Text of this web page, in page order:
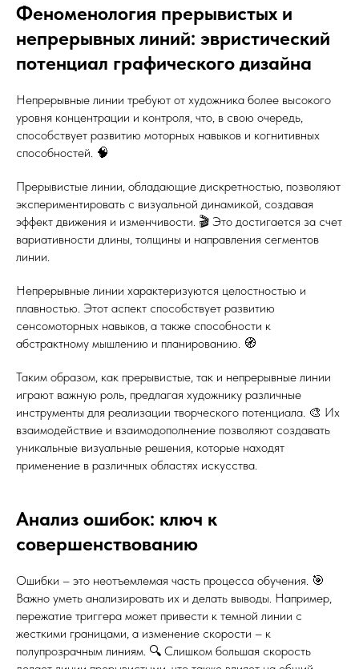
Феноменология прерывистых и
непрерывных линий: эвристический
потенциал графического дизайна
Непрерывные линии требуют от художника более высокого
уровня концентрации и контроля, что, в свою очередь,
способствует развитию моторных навыков и когнитивных
способностей. 🧠
Прерывистые линии, обладающие дискретностью, позволяют
экспериментировать с визуальной динамикой, создавая
эффект движения и изменчивости. 🎬 Это достигается за счет
вариативности длины, толщины и направления сегментов
линии.
Непрерывные линии характеризуются целостностью и
плавностью. Этот аспект способствует развитию
сенсомоторных навыков, а также способности к
абстрактному мышлению и планированию. 🧭
Таким образом, как прерывистые, так и непрерывные линии
играют важную роль, предлагая художнику различные
инструменты для реализации творческого потенциала. 🎨 Их
взаимодействие и взаимодополнение позволяют создавать
уникальные визуальные решения, которые находят
применение в различных областях искусства.
Анализ ошибок: ключ к
совершенствованию
Ошибки – это неотъемлемая часть процесса обучения. 🎯
Важно уметь анализировать их и делать выводы. Например,
пережатие триггера может привести к темной линии с
жесткими границами, а изменение скорости – к
полупрозрачным линиям. 🔍 Слишком большая скорость